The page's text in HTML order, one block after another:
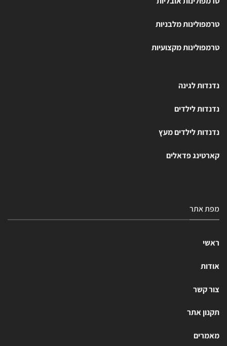
טרמפולינות מלבניות
טרמפולינות מקצועיות
נדנדות לגינה
נדנדות לילדים
נדנדות לילדים מעץ
קארטינג פדאלים
מפת אתר
ראשי
אודות
צור קשר
תקנון אתר
מאמרים